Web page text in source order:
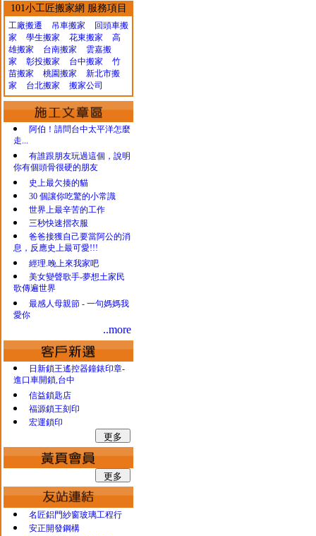
101小工匠搬家網 服務項目
工廠搬遷 吊車搬家
回頭車搬
家
學生搬家 花東搬家
高
雄搬家
台南搬家
雲嘉搬
家
彰投搬家 台中搬家
竹
苗搬家
桃園搬家
新北市搬
家
台北搬家 搬家公司
阿伯！請問台中太平洋怎麼
走...
有誰跟朋友玩過這個，說明
你有個頭骨很硬的朋友
史上最欠揍的貓
30 個讓你吃驚的小常識
世界上最辛苦的工作
三秒快速摺衣服
爸爸接獲自己要當阿公的消
息，反應史上最可愛!!!
經理.晚上來我家吧
美女變聲歌手-夢想土家民
歌傳遍世界
最感人母親節 - 一句媽媽我
愛你
..more
日新鎖王遙控器鐘錶印章-
進口車開鎖,台中
信益鎖匙店
福源鎖王刻印
宏運鎖印
名匠鋁門紗窗玻璃工程行
安正開發鋼構